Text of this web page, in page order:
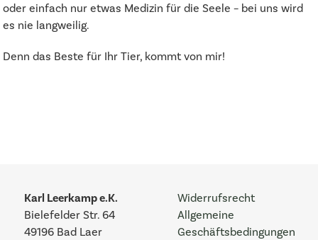
oder einfach nur etwas Medizin für die Seele – bei uns wird
es nie langweilig.
Denn das Beste für Ihr Tier, kommt von mir!
Widerrufsrecht
Allgemeine
Geschäftsbedingungen
Karl Leerkamp e.K.
Bielefelder Str. 64
49196 Bad Laer